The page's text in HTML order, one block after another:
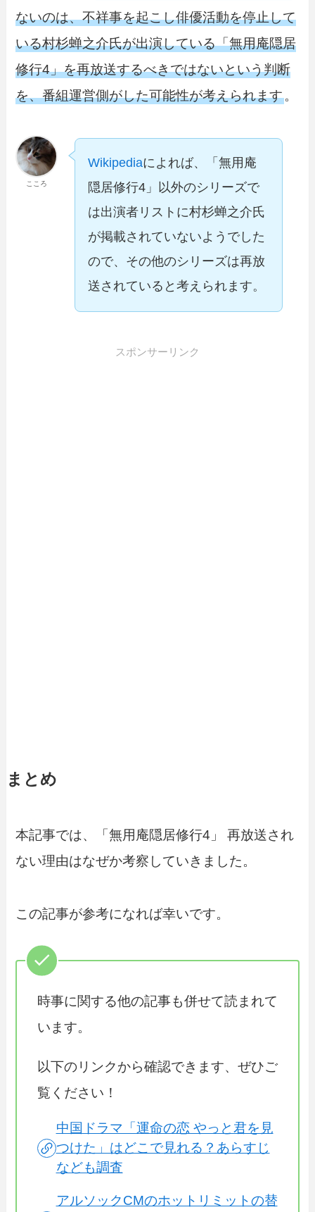
ないのは、不祥事を起こし俳優活動を停止して
いる村杉蝉之介氏が出演している「無用庵隠居
修行4」を再放送するべきではないという判断
を、番組運営側がした可能性が考えられます。
こころ
Wikipediaによれば、「無用庵
隠居修行4」以外のシリーズで
は出演者リストに村杉蝉之介氏
が掲載されていないようでした
ので、その他のシリーズは再放
送されていると考えられます。
スポンサーリンク
まとめ
本記事では、「無用庵隠居修行4」 再放送され
ない理由はなぜか考察していきました。
この記事が参考になれば幸いです。
時事に関する他の記事も併せて読まれて
います。
以下のリンクから確認できます、ぜひご
覧ください！
中国ドラマ「運命の恋 やっと君を見
つけた」はどこで見れる？あらすじ
なども調査
アルソックCMのホットリミットの替